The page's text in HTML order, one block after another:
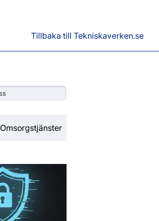
Tillbaka till Tekniskaverken.se
Omsorgstjänster